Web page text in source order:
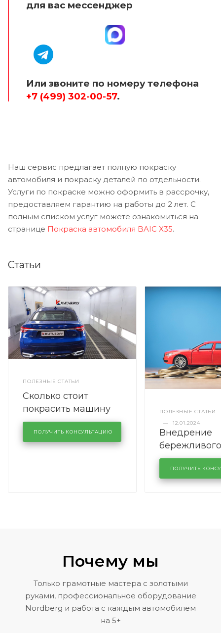
для вас мессенджер
Или звоните по номеру телефона
+7 (499) 302-00-57.
Наш сервис предлагает полную покраску
автомобиля и покраску деталей по отдельности.
Услуги по покраске можно оформить в рассрочку,
предоставляем гарантию на работы до 2 лет. С
полным списком услуг можете ознакомиться на
странице Покраска автомобиля BAIC X35.
Статьи
ПОЛЕЗНЫЕ СТАТЬИ
Сколько стоит
покрасить машину
полностью
ПОЛУЧИТЬ КОНСУЛЬТАЦИЮ
ПОЛЕЗНЫЕ СТАТЬИ
—
12.01.2024
Внедрение
бережливого
кузовном
KUTUZOVV
ПОЛУЧИТЬ
Почему мы
Только грамотные мастера с золотыми
руками, профессиональное оборудование
Nordberg и работа с каждым автомобилем
на 5+